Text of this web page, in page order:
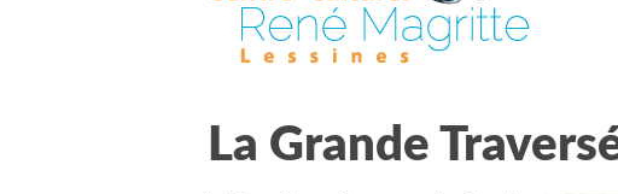
La Grande